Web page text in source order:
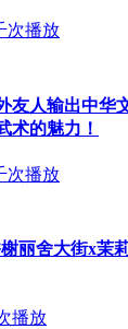
次播放
友人输出中华
术的魅力！
次播放
丽舍大街x茉
播放